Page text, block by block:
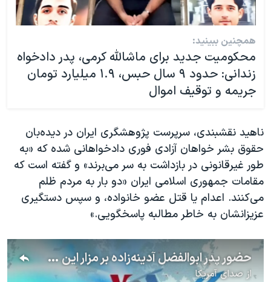
همچنین ببینید:
محکومیت جدید برای ماشالله کرمی، پدر دادخواه
زندانی: حدود ۹ سال حبس، ۱.۹ میلیارد تومان
جریمه و توقیف اموال
ناهید نقشبندی، سرپرست پژوهشگری ایران در دیده‌بان
حقوق بشر خواهان آزادی فوری دادخواهانی شده که «به
طور غیرقانونی در بازداشت به سر می‌برند» و گفته است که
مقامات جمهوری اسلامی ایران «دو بار به مردم ظلم
می‌کنند. اعدام یا قتل عضو خانواده، و سپس دستگیری
عزیزانشان به خاطر مطالبه پاسخگویی.»
حضور پدر ابوالفضل آدینه‌زاده بر مزار این جانباخته اعتراضات پس از آزادی از زندان
از صدای آمریکا